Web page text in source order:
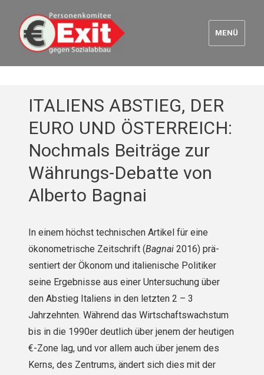
Euro Exit
MENÜ
ITALIENS ABSTIEG, DER
EURO UND ÖSTERREICH:
Nochmals Beiträge zur
Währungs-Debatte von
Alberto Bagnai
In einem höchst technischen Artikel für eine
ökonometrische Zeitschrift (Bagnai2016) prä­
sentiert der Ökonom und italienische Politiker
seine Ergebnisse aus einer Untersuchung über
den Abstieg Italiens in den letzten 2 – 3
Jahrzehnten. Während das Wirtschaftswachstum
bis in die 1990er deutlich über jenem der heutigen
€-Zone lag, und vor allem auch über jenem des
Kerns, des Zentrums, ändert sich dies mit der